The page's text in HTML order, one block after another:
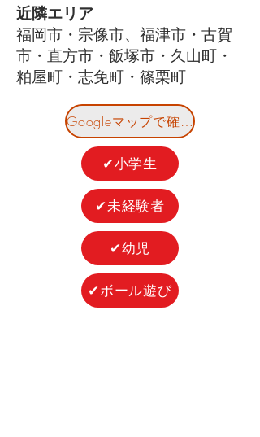
近隣エリア
福岡市・宗像市、福津市・古賀
市・直方市・飯塚市・久山町・
粕屋町・志免町・篠栗町
Googleマップで確認
✔小学生
✔未経験者
✔幼児
✔ボール遊び